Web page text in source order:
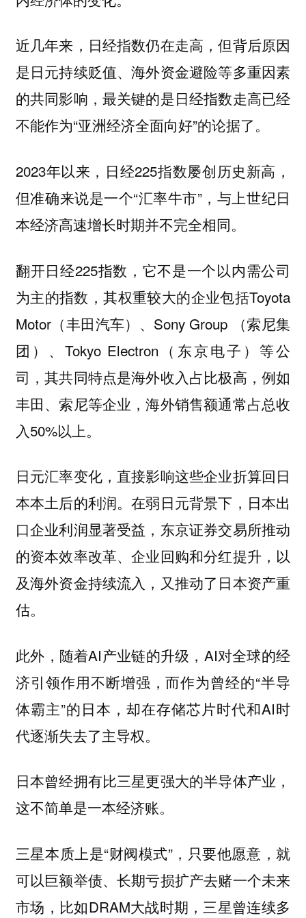
近几年来，日经指数仍在走高，但背后原因
是日元持续贬值、海外资金避险等多重因素
的共同影响，最关键的是日经指数走高已经
不能作为“亚洲经济全面向好”的论据了。
2023年以来，日经225指数屡创历史新高，
但准确来说是一个“汇率牛市”，与上世纪日
本经济高速增长时期并不完全相同。
翻开日经225指数，它不是一个以内需公司
为主的指数，其权重较大的企业包括Toyota
Motor（丰田汽车）、Sony Group （索尼集
团）、Tokyo Electron（东京电子）等公
司，其共同特点是海外收入占比极高，例如
丰田、索尼等企业，海外销售额通常占总收
入50%以上。
日元汇率变化，直接影响这些企业折算回日
本本土后的利润。在弱日元背景下，日本出
口企业利润显著受益，东京证券交易所推动
的资本效率改革、企业回购和分红提升，以
及海外资金持续流入，又推动了日本资产重
估。
此外，随着AI产业链的升级，AI对全球的经
济引领作用不断增强，而作为曾经的“半导
体霸主”的日本，却在存储芯片时代和AI时
代逐渐失去了主导权。
日本曾经拥有比三星更强大的半导体产业，
这不简单是一本经济账。
三星本质上是“财阀模式”，只要他愿意，就
可以巨额举债、长期亏损扩产去赌一个未来
市场，比如DRAM大战时期，三星曾连续多